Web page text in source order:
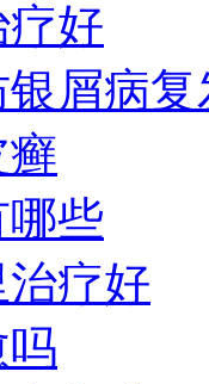
好
屑病复
些
疗好